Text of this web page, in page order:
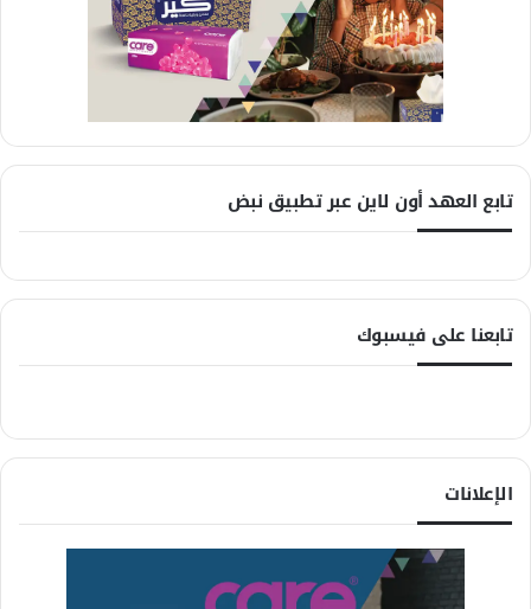
تابع العهد أون لاين عبر تطبيق نبض
تابعنا على فيسبوك
الإعلانات